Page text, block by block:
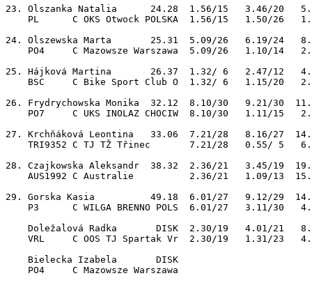
23. Olszanka Natalia      24.28  1.56/15   3.46/20
PL      C OKS Otwock POLSKA  1.56/15   1.50/26
24. Olszewska Marta       25.31  5.09/26   6.19/24
PO4     C Mazowsze Warszawa  5.09/26   1.10/14
25. Hájková Martina       26.37  1.32/ 6   2.47/12
BSC     C Bike Sport Club O  1.32/ 6   1.15/20
26. Frydrychowska Monika  32.12  8.10/30   9.21/30
PO7     C UKS INOLAZ CHOCIW  8.10/30   1.11/15
27. Krchňáková Leontina   33.06  7.21/28   8.16/27
TRI9352 C TJ TŽ Třinec       7.21/28   0.55/ 5
28. Czajkowska Aleksandr  38.32  2.36/21   3.45/19
AUS1992 C Australie          2.36/21   1.09/13
29. Gorska Kasia          49.18  6.01/27   9.12/29
P3      C WILGA BRENNO POLS  6.01/27   3.11/30
Doležalová Radka       DISK  2.30/19   4.01/21
VRL     C OOS TJ Spartak Vr  2.30/19   1.31/23
PO4